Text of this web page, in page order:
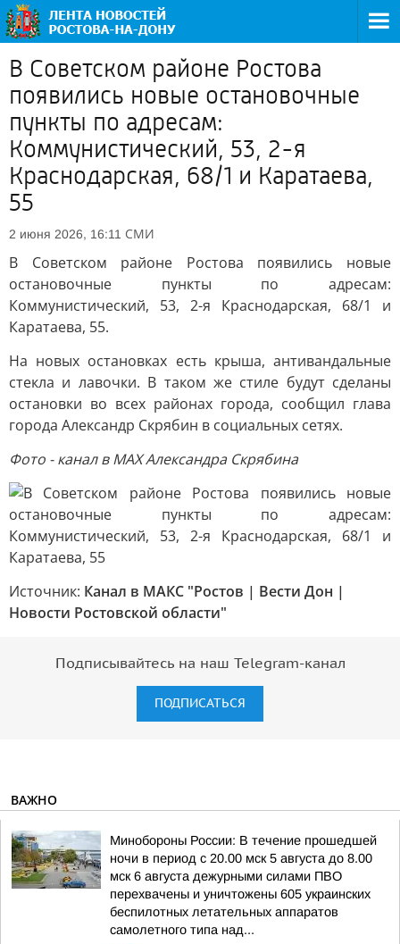
В Советском районе Ростова
появились новые остановочные
пункты по адресам:
Коммунистический, 53, 2-я
Краснодарская, 68/1 и Каратаева,
55
2 июня 2026, 16:11 СМИ
В Советском районе Ростова появились новые
остановочные пункты по адресам:
Коммунистический, 53, 2-я Краснодарская, 68/1 и
Каратаева, 55.
На новых остановках есть крыша, антивандальные
стекла и лавочки. В таком же стиле будут сделаны
остановки во всех районах города, сообщил глава
города Александр Скрябин в социальных сетях.
Фото - канал в МАХ Александра Скрябина
Источник: Канал в МАКС "Ростов | Вести Дон |
Новости Ростовской области"
Подписывайтесь на наш Telegram-канал
ПОДПИСАТЬСЯ
ВАЖНО
Минобороны России: В течение прошедшей
ночи в период с 20.00 мск 5 августа до 8.00
мск 6 августа дежурными силами ПВО
перехвачены и уничтожены 605 украинских
беспилотных летательных аппаратов
самолетного типа над...